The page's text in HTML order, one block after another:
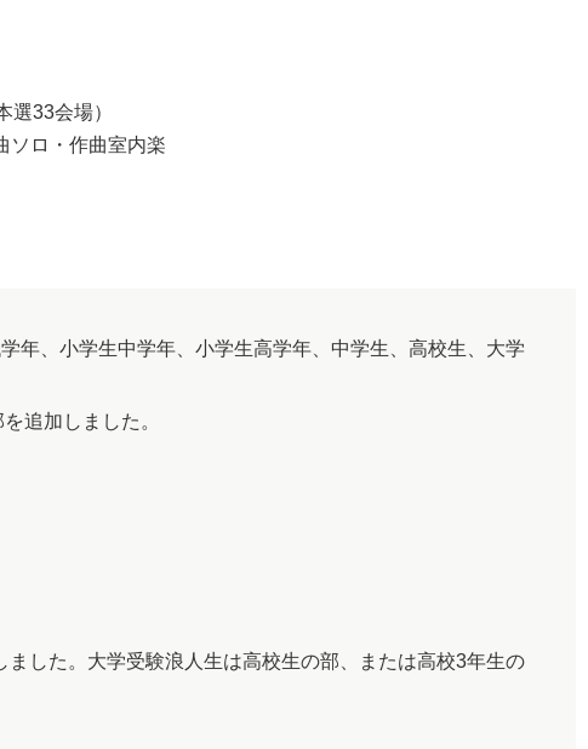
33会場）
ソロ・作曲室内楽
年、小学生中学年、小学生高学年、中学生、高校生、大学
追加しました。
した。大学受験浪人生は高校生の部、または高校3年生の